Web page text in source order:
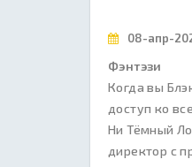
08-апр-
Фэнтэзи
Когда вы
доступ ко
Ни Тёмный
директор с